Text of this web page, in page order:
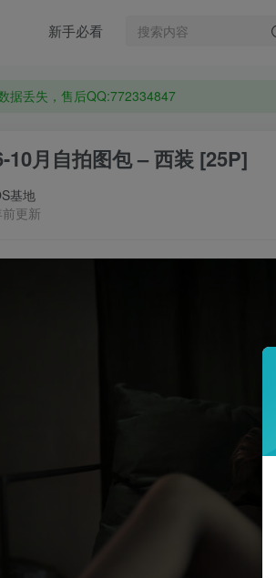
新手必看
据丢失，售后QQ:772334847
作品，请在搜索框搜索
10月自拍图包 – 西装 [25P]
基地
更新